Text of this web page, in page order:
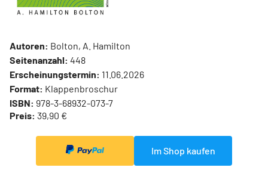
Autoren: Bolton, A. Hamilton
Seitenanzahl: 448
Erscheinungstermin: 11.06.2026
Format: Klappenbroschur
ISBN: 978-3-68932-073-7
Preis: 39,90 €
Im Shop kaufen